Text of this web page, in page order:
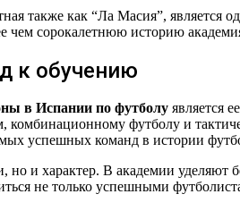
также как “Ла Масия”,
чем сорокалетнюю историю
к обучению
в Испании по футболу является
комбинационному футболу и
успешных команд в истории
но и характер. В академии
не только успешными